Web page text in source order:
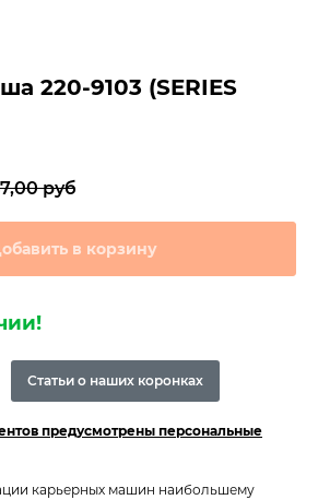
220-9103 (SERIES
руб
в корзину
Статьи о наших коронках
предусмотрены персональные
карьерных машин наибольшему